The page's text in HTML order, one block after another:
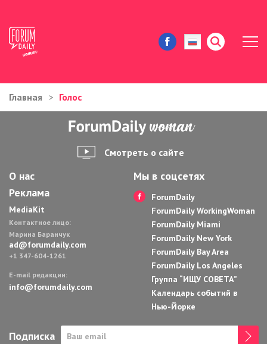
ИММИГРАЦИЯ В США
АВТОРСКИЕ КОЛОНКИ
ЗДОРОВЬЕ И КРАСОТА
ДОМ И ЕДА
Главная Голос
Смотреть о сайте
О нас
Реклама
MediaKit
Контактное лицо:
Марина Баранчук
ad@forumdaily.com
+1 347-604-1261
E-mail редакции:
info@forumdaily.com
Мы в соцсетях
ForumDaily
ForumDaily WorkingWoman
ForumDaily Miami
ForumDaily New York
ForumDaily Bay Area
ForumDaily Los Angeles
Группа “ИЩУ СОВЕТА”
Календарь событий в
Нью-Йорке
Подписка